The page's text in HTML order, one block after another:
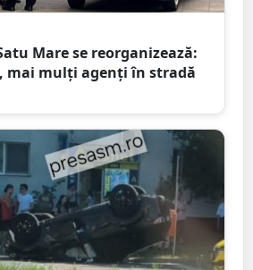
Mare se reorganizează:
mai mulți agenți în stradă